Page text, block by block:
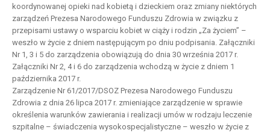
koordynowanej opieki nad kobietą i dzieckiem oraz zmiany niektórych
zarządzeń Prezesa Narodowego Funduszu Zdrowia w związku z
przepisami ustawy o wsparciu kobiet w ciąży i rodzin „Za życiem” –
weszło w życie z dniem następującym po dniu podpisania. Załączniki
Nr 1, 3 i 5 do zarządzenia obowiązują do dnia 30 września 2017 r.
Załączniki Nr 2, 4 i 6 do zarządzenia wchodzą w życie z dniem 1
października 2017 r.
Zarządzenie Nr 61/2017/DSOZ Prezesa Narodowego Funduszu
Zdrowia z dnia 26 lipca 2017 r. zmieniające zarządzenie w sprawie
określenia warunków zawierania i realizacji umów w rodzaju leczenie
szpitalne – świadczenia wysokospecjalistyczne – weszło w życie z